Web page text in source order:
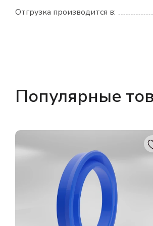
Отгрузка производится в:
Популярные